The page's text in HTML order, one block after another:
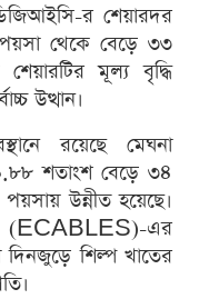
র শেয়ারদর
থেকে বেড়ে ৩৩
মূল্য বৃদ্ধি
উত্থান।
রয়েছে মেঘনা
শতাংশ বেড়ে ৩৪
উন্নীত হয়েছে।
(ECABLES)-এর
শিল্প খাতের